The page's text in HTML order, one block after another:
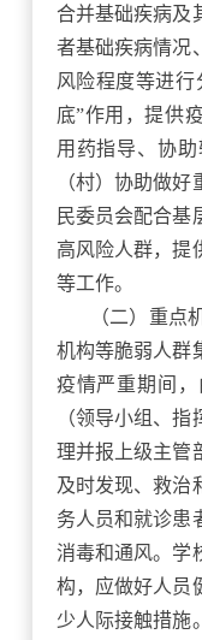
合并基础疾病及
者基础疾病情况
风险程度等进行
底”作用，提供
用药指导、协
（村）协助做好
民委员会配合基
高风险人群，提
等工作。
（二）重点
机构等脆弱人群
疫情严重期间
（领导小组、
理并报上级主管
及时发现、救治
务人员和就诊患
消毒和通风。学
构，应做好人员
少人际接触措施